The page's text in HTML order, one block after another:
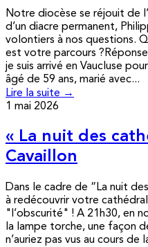
Notre diocèse se réjouit de
d’un diacre permanent,
volontiers à nos questions.
est votre parcours
je suis arrivé en Vaucluse
âgé de 59 ans, marié avec...
Lire la suite →
1 mai 2026
« La nuit des
Cavaillon
Dans le cadre de “La nuit
à redécouvrir votre
"l’obscurité" ! A 21h30, en
la lampe torche, une façon
n’auriez pas vus au cours de